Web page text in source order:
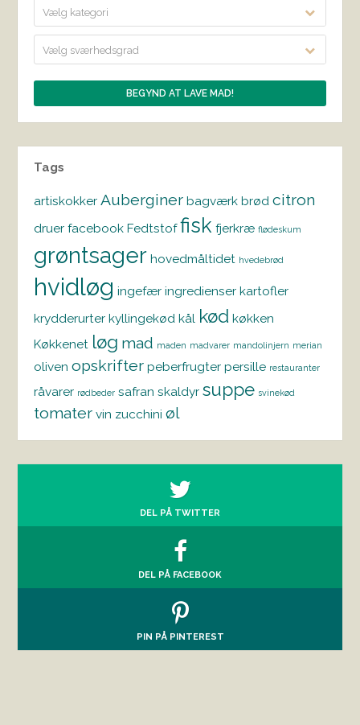
Vælg kategori
Vælg sværhedsgrad
Tags
artiskokker Auberginer bagværk brød citron
druer facebook Fedtstof fisk fjerkræ flødeskum
grøntsager hovedmåltidet hvedebrød
hvidløg ingefær ingredienser kartofler
krydderurter kyllingekød kål kød køkken
Køkkenet løg mad maden madvarer mandolinjern merian
oliven opskrifter peberfrugter persille restauranter
råvarer rødbeder safran skaldyr suppe svinekød
tomater vin zucchini øl
DEL PÅ TWITTER
DEL PÅ FACEBOOK
PIN PÅ PINTEREST